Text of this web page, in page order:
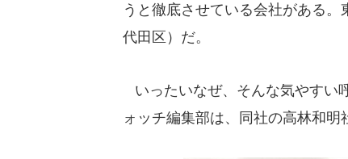
うと徹底させている会社がある
代田区）だ。
いったいなぜ、そんな気やすい
ォッチ編集部は、同社の高林和明